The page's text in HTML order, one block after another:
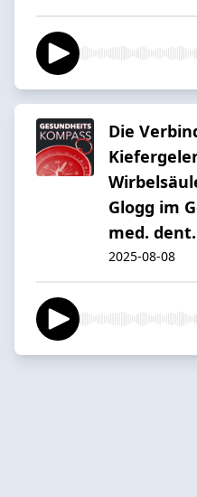
Die
Glogg im
med.
2025-08-08